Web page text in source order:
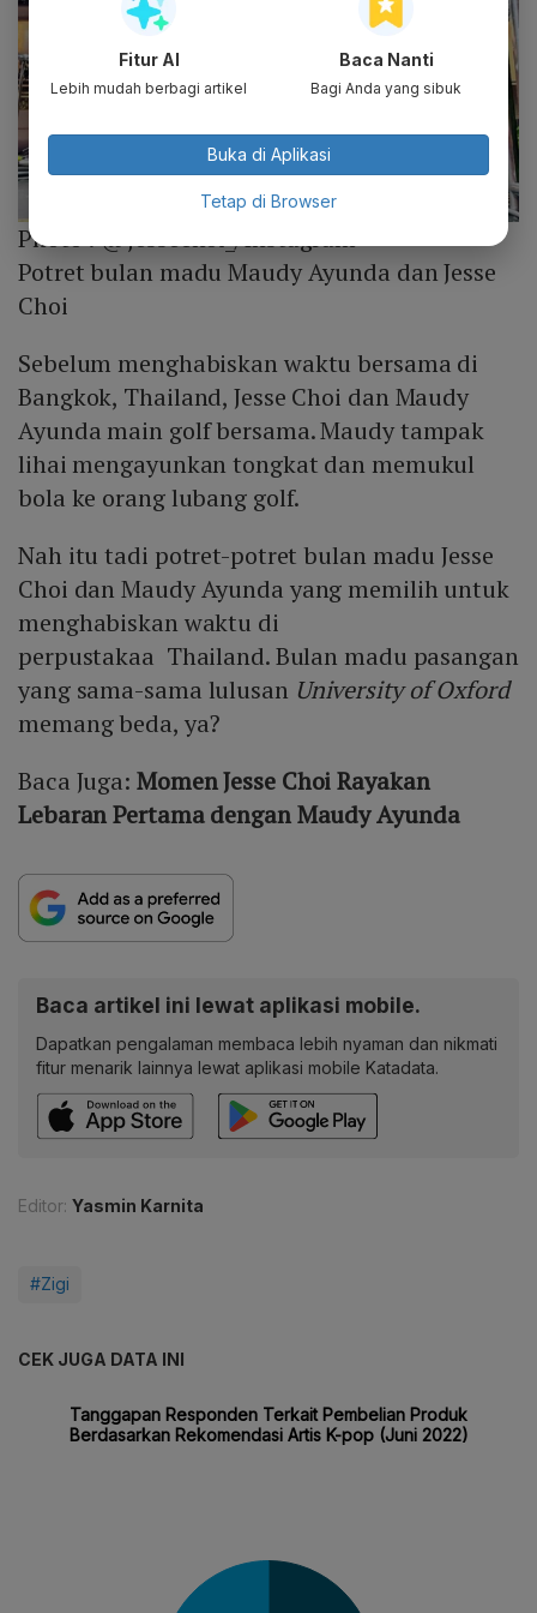
Photo :@jessechoi_/Instagram
Potret bulan madu Maudy Ayunda dan Jesse
Choi
Sebelum menghabiskan waktu bersama di
Bangkok, Thailand, Jesse Choi dan Maudy
Ayunda main golf bersama. Maudy tampak
lihai mengayunkan tongkat dan memukul
bola ke orang lubang golf.
Nah itu tadi potret-potret bulan madu Jesse
Choi dan Maudy Ayunda yang memilih untuk
menghabiskan waktu di
perpustakaa Thailand. Bulan madu pasangan
yang sama-sama lulusan University of Oxford
memang beda, ya?
Baca Juga: Momen Jesse Choi Rayakan
Lebaran Pertama dengan Maudy Ayunda
Baca artikel ini lewat aplikasi mobile.
Dapatkan pengalaman membaca lebih nyaman dan nikmati
fitur menarik lainnya lewat aplikasi mobile Katadata.
Editor: Yasmin Karnita
#Zigi
CEK JUGA DATA INI
Fitur AI
Lebih mudah berbagi artikel
Baca Nanti
Bagi Anda yang sibuk
Buka di Aplikasi
Tetap di Browser